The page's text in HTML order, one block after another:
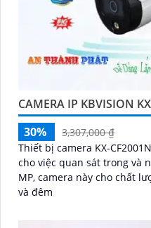
CAMERA IP KBVISION
30%
3,307,000 ₫
Thiết bị camera KX-
cho việc quan sát trong và ngoài nhà. Với
MP, camera này cho chất
và đêm